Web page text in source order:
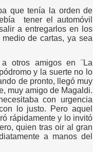
que tenía la orden de
tener el automóvil
a entregarlos en los
de cartas, ya sea
otros amigos en ¨La
y la suerte no lo
de pronto, llegó muy
muy amigo de Magaldi.
con urgencia
lo justo. Pero aquel
rápidamente y lo invitó
quien tras oir al gran
a manos del